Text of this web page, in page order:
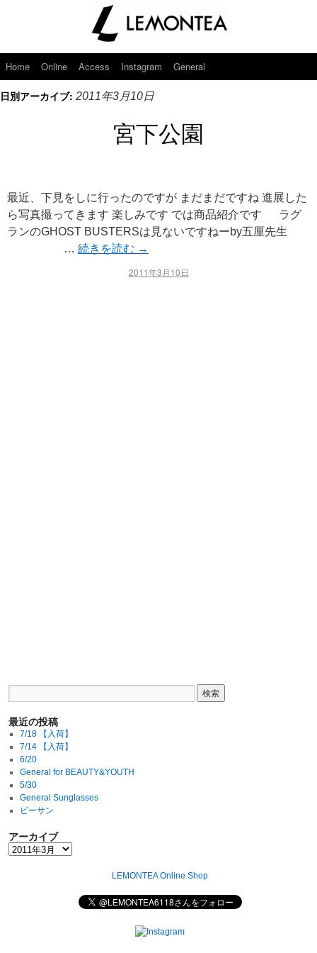
Home Online Access Instagram General
日別アーカイブ: 2011年3月10日
宮下公園
最近、下見をしに行ったのですが まだまだですね 進展した
ら写真撮ってきます 楽しみです では商品紹介です ラグ
ランのGHOST BUSTERSは見ないですねーby五厘先生
… 続きを読む →
2011年3月10日
最近の投稿
7/18 【入荷】
7/14 【入荷】
6/20
General for BEAUTY&YOUTH
5/30
General Sunglasses
ビーサン
アーカイブ
LEMONTEA Online Shop